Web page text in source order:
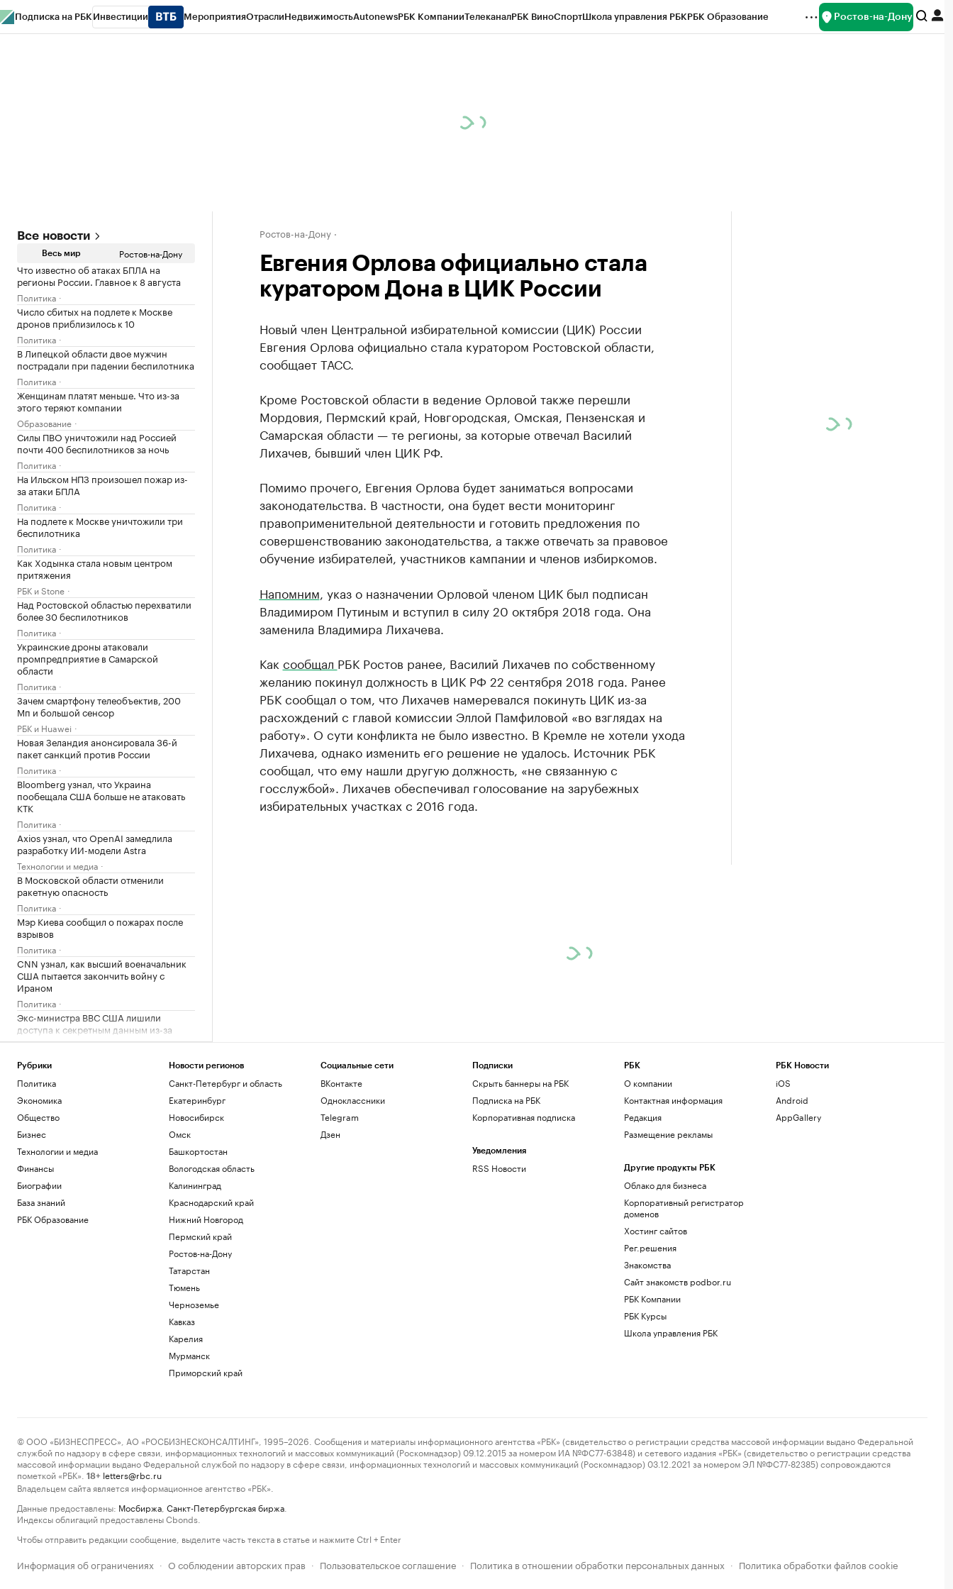
Подписка на РБК Инвестиции МероприятияОтраслиНедвижимостьAutonewsРБК КомпанииТелеканалРБК ВиноСпортШкола управления РБКРБК Образование Ростов-на-Дону
Все новости
Весь мир Ростов-на-Дону
Что известно об атаках БПЛА на
регионы России. Главное к 8 августа
Политика
Число сбитых на подлете к Москве
дронов приблизилось к 10
Политика
В Липецкой области двое мужчин
пострадали при падении беспилотника
Политика
Женщинам платят меньше. Что из-за
этого теряют компании
Образование
Силы ПВО уничтожили над Россией
почти 400 беспилотников за ночь
Политика
На Ильском НПЗ произошел пожар из-
за атаки БПЛА
Политика
На подлете к Москве уничтожили три
беспилотника
Политика
Как Ходынка стала новым центром
притяжения
РБК и Stone
Над Ростовской областью перехватили
более 30 беспилотников
Политика
Украинские дроны атаковали
промпредприятие в Самарской
области
Политика
Зачем смартфону телеобъектив, 200
Мп и большой сенсор
РБК и Huawei
Новая Зеландия анонсировала 36-й
пакет санкций против России
Политика
Bloomberg узнал, что Украина
пообещала США больше не атаковать
КТК
Политика
Axios узнал, что OpenAI замедлила
разработку ИИ-модели Astra
Технологии и медиа
В Московской области отменили
ракетную опасность
Политика
Мэр Киева сообщил о пожарах после
взрывов
Политика
CNN узнал, как высший военачальник
США пытается закончить войну с
Ираном
Политика
Экс-министра ВВС США лишили
доступа к секретным данным из-за
утечки
Шуваев сообщил о системе
оповещения, для которой не нужны
сеть и зарядка
Политика
В Московской области объявили
беспилотную опасность
Политика
Ростов-на-Дону
Евгения Орлова официально стала
куратором Дона в ЦИК России
Новый член Центральной избирательной комиссии (ЦИК) России
Евгения Орлова официально стала куратором Ростовской области,
сообщает ТАСС.
Кроме Ростовской области в ведение Орловой также перешли
Мордовия, Пермский край, Новгородская, Омская, Пензенская и
Самарская области — те регионы, за которые отвечал Василий
Лихачев, бывший член ЦИК РФ.
Помимо прочего, Евгения Орлова будет заниматься вопросами
законодательства. В частности, она будет вести мониторинг
правоприменительной деятельности и готовить предложения по
совершенствованию законодательства, а также отвечать за правовое
обучение избирателей, участников кампании и членов избиркомов.
Напомним , указ о назначении Орловой членом ЦИК был подписан
Владимиром Путиным и вступил в силу 20 октября 2018 года. Она
заменила Владимира Лихачева.
Как сообщал РБК Ростов ранее, Василий Лихачев по собственному
желанию покинул должность в ЦИК РФ 22 сентября 2018 года. Ранее
РБК сообщал о том, что Лихачев намеревался покинуть ЦИК из-за
расхождений с главой комиссии Эллой Памфиловой «во взглядах на
работу». О сути конфликта не было известно. В Кремле не хотели ухода
Лихачева, однако изменить его решение не удалось. Источник РБК
сообщал, что ему нашли другую должность, «не связанную с
госслужбой». Лихачев обеспечивал голосование на зарубежных
избирательных участках с 2016 года.
Рубрики
Политика
Экономика
Общество
Бизнес
Технологии и медиа
Финансы
Биографии
База знаний
РБК Образование
Новости регионов
Санкт-Петербург и область
Екатеринбург
Новосибирск
Омск
Башкортостан
Вологодская область
Калининград
Краснодарский край
Нижний Новгород
Пермский край
Ростов-на-Дону
Татарстан
Тюмень
Черноземье
Кавказ
Карелия
Мурманск
Приморский край
Социальные сети
ВКонтакте
Одноклассники
Telegram
Дзен
Подписки
Скрыть баннеры на РБК
Подписка на РБК
Корпоративная подписка
Уведомления
RSS Новости
РБК
О компании
Контактная информация
Редакция
Размещение рекламы
Другие продукты РБК
Облако для бизнеса
Корпоративный регистратор
доменов
Хостинг сайтов
Рег.решения
Знакомства
Сайт знакомств podbor.ru
РБК Компании
РБК Курсы
Школа управления РБК
РБК Новости
iOS
Android
AppGallery
© ООО «БИЗНЕСПРЕСС», АО «РОСБИЗНЕСКОНСАЛТИНГ», 1995–2026. Сообщения и материалы информационного агентства «РБК» (свидетельство о регистрации средства массовой информации выдано Федеральной
службой по надзору в сфере связи, информационных технологий и массовых коммуникаций (Роскомнадзор) 09.12.2015 за номером ИА №ФС77-63848) и сетевого издания «РБК» (свидетельство о регистрации средства
массовой информации выдано Федеральной службой по надзору в сфере связи, информационных технологий и массовых коммуникаций (Роскомнадзор) 03.12.2021 за номером ЭЛ №ФС77-82385) сопровождаются
пометкой «РБК».
18+ letters@rbc.ru
Владельцем сайта является информационное агентство «РБК».
Данные предоставлены: Мосбиржа Санкт-Петербургская биржа
Индексы облигаций предоставлены Cbonds.
Чтобы отправить редакции сообщение, выделите часть текста в статье и нажмите Ctrl + Enter
Информация об ограничениях · О соблюдении авторских прав · Пользовательское соглашение · Политика в отношении обработки персональных данных · Политика обработки файлов cookie